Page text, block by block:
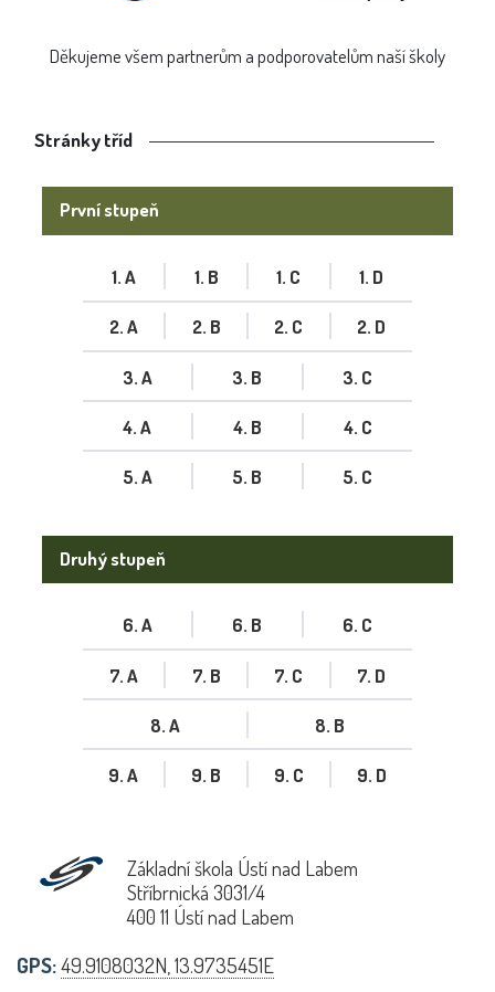
Děkujeme všem partnerům a podporovatelům naší školy
Stránky tříd
První stupeň
1. A 1. B 1. C 1. D
2. A 2. B 2. C 2. D
3. A 3. B 3. C
4. A 4. B 4. C
5. A 5. B 5. C
Druhý stupeň
6. A 6. B 6. C
7. A 7. B 7. C 7. D
8. A 8. B
9. A 9. B 9. C 9. D
Základní škola Ústí nad Labem
Stříbrnická 3031/4
400 11 Ústí nad Labem
GPS:49.9108032N, 13.9735451E